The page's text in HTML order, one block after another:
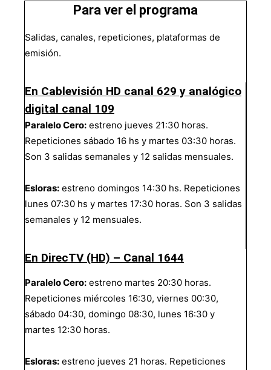
Para ver el programa
Salidas, canales, repeticiones, plataformas de
emisión.
En Cablevisión HD canal 629 y analógico
digital canal 109
Paralelo Cero: estreno jueves 21:30 horas.
Repeticiones sábado 16 hs y martes 03:30 horas.
Son 3 salidas semanales y 12 salidas mensuales.
Esloras: estreno domingos 14:30 hs. Repeticiones
lunes 07:30 hs y martes 17:30 horas. Son 3 salidas
semanales y 12 mensuales.
En DirecTV (HD) – Canal 1644
Paralelo Cero: estreno martes 20:30 horas.
Repeticiones miércoles 16:30, viernes 00:30,
sábado 04:30, domingo 08:30, lunes 16:30 y
martes 12:30 horas.
Esloras: estreno jueves 21 horas. Repeticiones